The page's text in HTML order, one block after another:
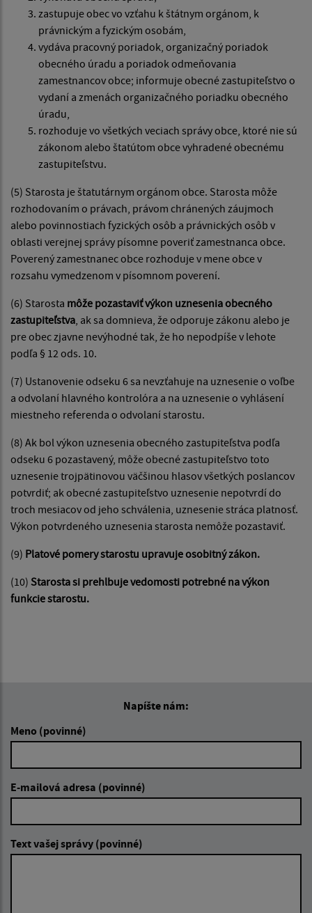
zastupuje obec vo vzťahu k štátnym orgánom, k
právnickým a fyzickým osobám,
vydáva pracovný poriadok, organizačný poriadok
obecného úradu a poriadok odmeňovania
zamestnancov obce; informuje obecné zastupiteľstvo o
vydaní a zmenách organizačného poriadku obecného
úradu,
rozhoduje vo všetkých veciach správy obce, ktoré nie sú
zákonom alebo štatútom obce vyhradené obecnému
zastupiteľstvu.
(5) Starosta je štatutárnym orgánom obce. Starosta môže
rozhodovaním o právach, právom chránených záujmoch
alebo povinnostiach fyzických osôb a právnických osôb v
oblasti verejnej správy písomne poveriť zamestnanca obce.
Poverený zamestnanec obce rozhoduje v mene obce v
rozsahu vymedzenom v písomnom poverení.
(6) Starosta môže pozastaviť výkon uznesenia obecného
zastupiteľstva , ak sa domnieva, že odporuje zákonu alebo je
pre obec zjavne nevýhodné tak, že ho nepodpíše v lehote
podľa § 12 ods. 10.
(7) Ustanovenie odseku 6 sa nevzťahuje na uznesenie o voľbe
a odvolaní hlavného kontrolóra a na uznesenie o vyhlásení
miestneho referenda o odvolaní starostu.
(8) Ak bol výkon uznesenia obecného zastupiteľstva podľa
odseku 6 pozastavený, môže obecné zastupiteľstvo toto
uznesenie trojpätinovou väčšinou hlasov všetkých poslancov
potvrdiť; ak obecné zastupiteľstvo uznesenie nepotvrdí do
troch mesiacov od jeho schválenia, uznesenie stráca platnosť.
Výkon potvrdeného uznesenia starosta nemôže pozastaviť.
(9) Platové pomery starostu upravuje osobitný zákon.
(10) Starosta si prehlbuje vedomosti potrebné na výkon
funkcie starostu.
Napíšte nám:
Meno (povinné)
E-mailová adresa (povinné)
Text vašej správy (povinné)